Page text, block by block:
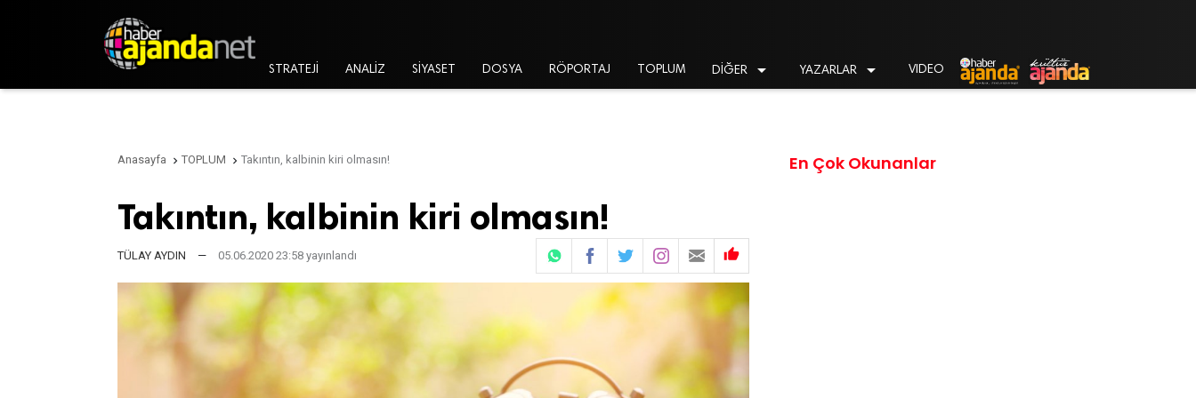
STRATEJİ ANALİZ SİYASET DOSYA RÖPORTAJ TOPLUM DİĞER  YAZARLAR  VIDEO
Anasayfa  TOPLUM  Takıntın, kalbinin kiri olmasın!
Takıntın, kalbinin kiri olmasın!
TÜLAY AYDIN — 05.06.2020 23:58 yayınlandı 
En Çok Okunanlar